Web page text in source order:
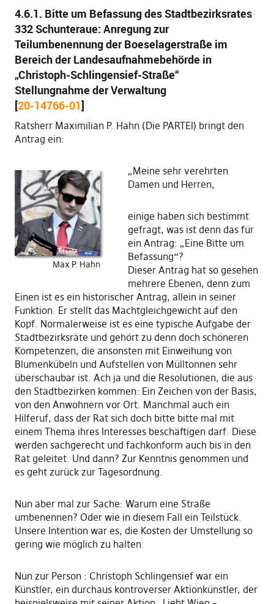
4.6.1. Bitte um Befassung des Stadtbezirksrates
332 Schunteraue: Anregung zur
Teilumbenennung der Boeselagerstraße im
Bereich der Landesaufnahmebehörde in
„Christoph-Schlingensief-Straße“
Stellungnahme der Verwaltung
[20-14766-01]
Ratsherr Maximilian P. Hahn (Die PARTEI) bringt den
Antrag ein:
Max P. Hahn
„Meine sehr verehrten
Damen und Herren,
einige haben sich bestimmt
gefragt, was ist denn das für
ein Antrag: „Eine Bitte um
Befassung“?
Dieser Antrag hat so gesehen
mehrere Ebenen, denn zum
Einen ist es ein historischer Antrag, allein in seiner
Funktion. Er stellt das Machtgleichgewicht auf den
Kopf. Normalerweise ist es eine typische Aufgabe der
Stadtbezirksräte und gehört zu denn doch schöneren
Kompetenzen, die ansonsten mit Einweihung von
Blumenkübeln und Aufstellen von Mülltonnen sehr
überschaubar ist. Ach ja und die Resolutionen, die aus
den Stadtbezirken kommen: Ein Zeichen von der Basis,
von den Anwohnern vor Ort. Manchmal auch ein
Hilferuf, dass der Rat sich doch bitte bitte mal mit
einem Thema ihres Interesses beschäftigen darf. Diese
werden sachgerecht und fachkonform auch bis in den
Rat geleitet. Und dann? Zur Kenntnis genommen und
es geht zurück zur Tagesordnung.
Nun aber mal zur Sache: Warum eine Straße
umbenennen? Oder wie in diesem Fall ein Teilstück.
Unsere Intention war es, die Kosten der Umstellung so
gering wie möglich zu halten.
Nun zur Person : Christoph Schlingensief war ein
Künstler, ein durchaus kontroverser Aktionkünstler, der